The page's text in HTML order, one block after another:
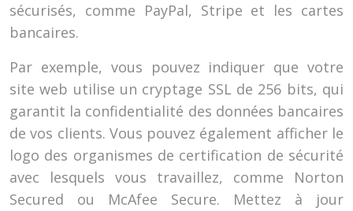
sécurisés, comme PayPal, Stripe et les cartes
bancaires.
Par exemple, vous pouvez indiquer que votre
site web utilise un cryptage SSL de 256 bits, qui
garantit la confidentialité des données bancaires
de vos clients. Vous pouvez également afficher le
logo des organismes de certification de sécurité
avec lesquels vous travaillez, comme Norton
Secured ou McAfee Secure. Mettez à jour